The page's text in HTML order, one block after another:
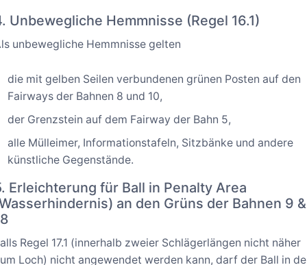
Unbewegliche Hemmnisse (Regel 16.1)
unbewegliche Hemmnisse gelten
die mit gelben Seilen verbundenen grünen Posten auf den
Fairways der Bahnen 8 und 10,
der Grenzstein auf dem Fairway der Bahn 5,
alle Mülleimer, Informationstafeln, Sitzbänke und andere
künstliche Gegenstände.
Erleichterung für Ball in Penalty Area
an den Grüns der Bahnen 9 &
Regel 17.1 (innerhalb zweier Schlägerlängen nicht näher
Loch) nicht angewendet werden kann, darf der Ball in